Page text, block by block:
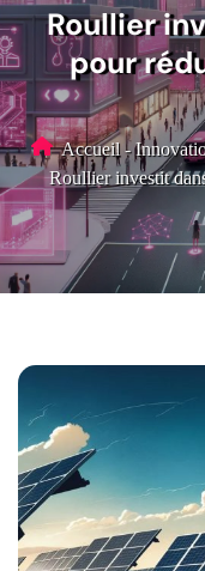
Roullier
pour
Accueil -
Roullier investit